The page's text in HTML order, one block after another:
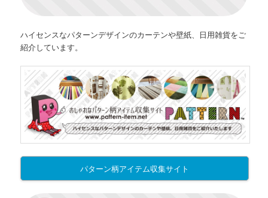
ハイセンスなパターンデザインのカーテンや壁紙、日用雑貨をご
紹介しています。
パターン柄アイテム収集サイト